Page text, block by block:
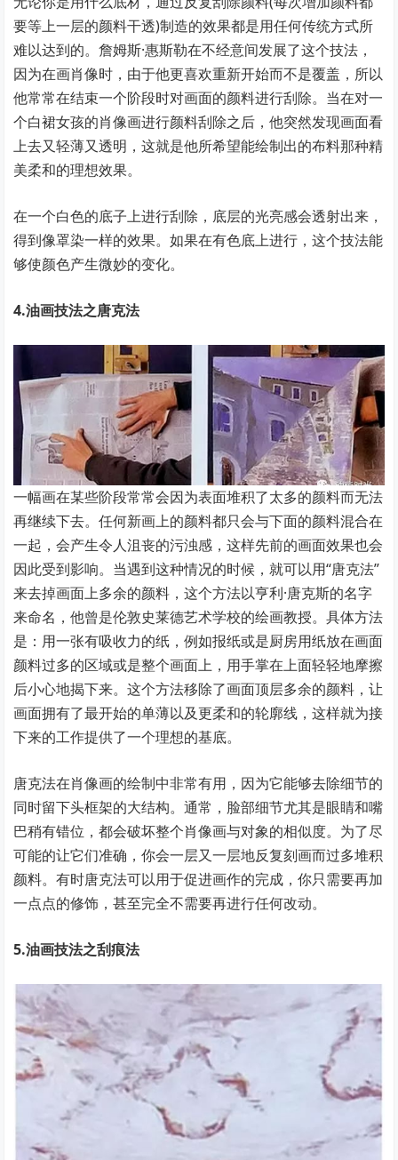
要等上一层的颜料干透)制造的效果都是用任何传统方式所
难以达到的。詹姆斯·惠斯勒在不经意间发展了这个技法，
因为在画肖像时，由于他更喜欢重新开始而不是覆盖，所以
他常常在结束一个阶段时对画面的颜料进行刮除。当在对一
个白裙女孩的肖像画进行颜料刮除之后，他突然发现画面看
上去又轻薄又透明，这就是他所希望能绘制出的布料那种精
美柔和的理想效果。
在一个白色的底子上进行刮除，底层的光亮感会透射出来，
得到像罩染一样的效果。如果在有色底上进行，这个技法能
够使颜色产生微妙的变化。
4.油画技法之唐克法
一幅画在某些阶段常常会因为表面堆积了太多的颜料而无法
再继续下去。任何新画上的颜料都只会与下面的颜料混合在
一起，会产生令人沮丧的污浊感，这样先前的画面效果也会
因此受到影响。当遇到这种情况的时候，就可以用“唐克法”
来去掉画面上多余的颜料，这个方法以亨利·唐克斯的名字
来命名，他曾是伦敦史莱德艺术学校的绘画教授。具体方法
是：用一张有吸收力的纸，例如报纸或是厨房用纸放在画面
颜料过多的区域或是整个画面上，用手掌在上面轻轻地摩擦
后小心地揭下来。这个方法移除了画面顶层多余的颜料，让
画面拥有了最开始的单薄以及更柔和的轮廓线，这样就为接
下来的工作提供了一个理想的基底。
唐克法在肖像画的绘制中非常有用，因为它能够去除细节的
同时留下头框架的大结构。通常，脸部细节尤其是眼睛和嘴
巴稍有错位，都会破坏整个肖像画与对象的相似度。为了尽
可能的让它们准确，你会一层又一层地反复刻画而过多堆积
颜料。有时唐克法可以用于促进画作的完成，你只需要再加
一点点的修饰，甚至完全不需要再进行任何改动。
5.油画技法之刮痕法